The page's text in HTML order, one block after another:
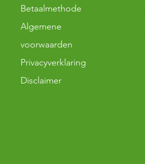
Betaalmethode
Algemene
voorwaarden
Privacyverklaring
Disclaimer